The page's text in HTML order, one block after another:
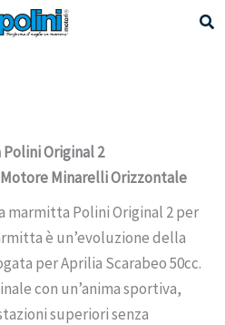
Original 2
Minarelli Orizzontale
marmitta Polini Original 2 per
è un’evoluzione della
per Aprilia Scarabeo 50cc.
con un’anima sportiva,
superiori senza